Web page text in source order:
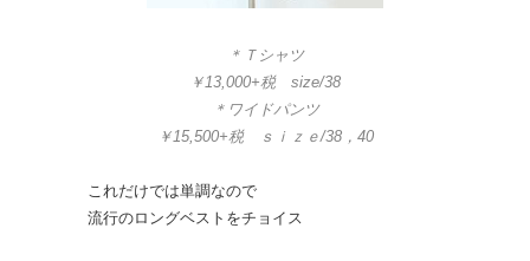
＊Ｔシャツ
￥13,000+税 size/38
＊ワイドパンツ
￥15,500+税 ｓｉｚｅ/38，40
これだけでは単調なので
流行のロングベストをチョイス